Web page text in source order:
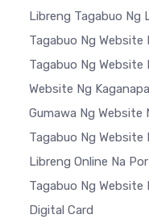
Libreng Tagabuo Ng
Tagabuo Ng Website
Tagabuo Ng
Website Ng
Gumawa Ng Website
Tagabuo Ng Website
Libreng Online Na
Tagabuo Ng Website
Digital Card